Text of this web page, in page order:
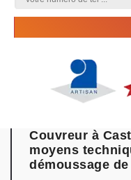
Couvreur à
moyens
démoussage